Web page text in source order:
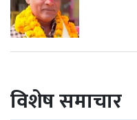
विशेष समाचार